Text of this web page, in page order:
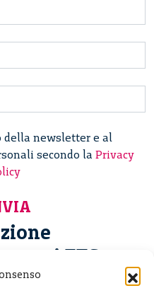
della newsletter e al
secondo la Privacy
ETS